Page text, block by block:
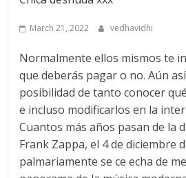
March 21, 2022 vedhavidhi
Normalmente ellos mismos te
que deberás pagar o no. Aún
posibilidad de tanto conocer
e incluso modificarlos en la
Cuantos más años pasan de la
Frank Zappa, el 4 de diciembre
palmariamente se ce echa de